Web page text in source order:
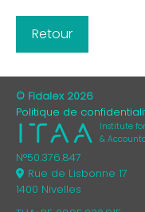
Retour
© Fidalex 2026
Politique de
Institute
&
N°50.376.847
Rue de Lisbonne 17
1400 Nivelles